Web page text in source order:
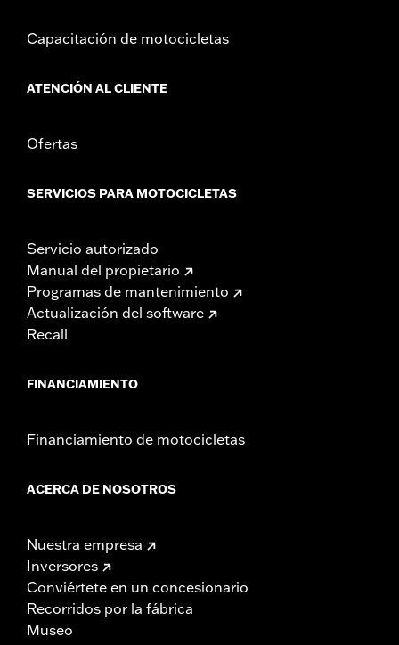
Capacitación de motocicletas
ATENCIÓN AL CLIENTE
Ofertas
SERVICIOS PARA MOTOCICLETAS
Servicio autorizado
Manual del propietario
Programas de mantenimiento
Actualización del software
Recall
FINANCIAMIENTO
Financiamiento de motocicletas
ACERCA DE NOSOTROS
Nuestra empresa
Inversores
Conviértete en un concesionario
Recorridos por la fábrica
Museo